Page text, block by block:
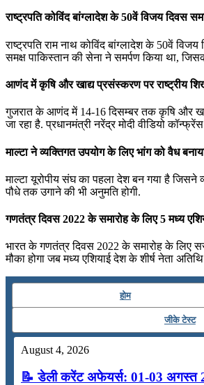
राष्‍ट्रपति कोविंद बांग्लादेश के 50वें विजय दिवस
राष्‍ट्रपति राम नाथ कोविंद बांग्लादेश के 50वें
समक्ष पाकिस्‍तान की सेना ने समर्पण किया था,
आणंद में कृषि और खाद्य प्रसंस्करण पर राष्ट्रीय
गुजरात के आणंद में 14-16 दिसम्बर तक कृषि और
जा रहा है. प्रधानमंत्री नरेंद्र मोदी वीडियो
माल्टा ने व्यक्तिगत उपयोग के लिए भांग को वैध
माल्टा यूरोपीय संघ का पहला देश बन गया है
पौधे तक उगाने की भी अनुमति होगी.
गणतंत्र दिवस 2022 के समारोह के लिए 5 मध्य
भारत के गणतंत्र दिवस 2022 के समारोह के लिए
मौका होगा जब मध्य एशियाई देश के शीर्ष नेता
होम
जीके टेस्ट
August 4, 2026
📝 डेली करेंट अफेयर्स: 01-03 अगस्त